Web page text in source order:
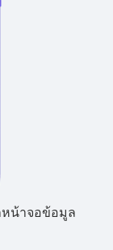
หน้าจอข้อมูล